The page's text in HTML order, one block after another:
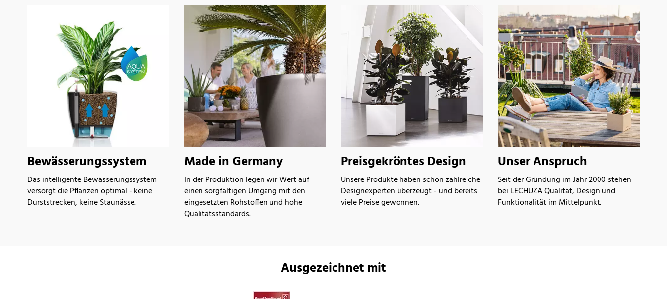
Bewässerungssystem
Das intelligente Bewässerungssystem
versorgt die Pflanzen optimal - keine
Durststrecken, keine Staunässe.
Made in Germany
In der Produktion legen wir Wert auf
einen sorgfältigen Umgang mit den
eingesetzten Rohstoffen und hohe
Qualitätsstandards.
Preisgekröntes Design
Unsere Produkte haben schon zahlreiche
Designexperten überzeugt - und bereits
viele Preise gewonnen.
Unser Anspruch
Seit der Gründung im Jahr 2000 stehen
bei LECHUZA Qualität, Design und
Funktionalität im Mittelpunkt.
Ausgezeichnet mit